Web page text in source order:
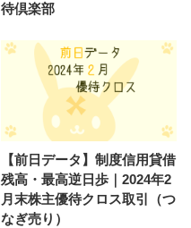
待倶楽部
【前日データ】制度信用貸借
残高・最高逆日歩｜2024年2
月末株主優待クロス取引（つ
なぎ売り）